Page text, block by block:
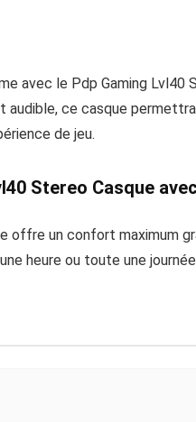
avec le Pdp Gaming
ce casque
de jeu.
Stereo Casque
offre un confort maximum
heure ou toute une